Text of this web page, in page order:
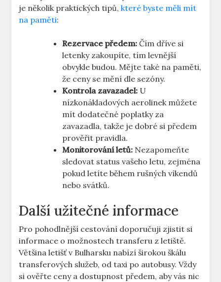
je několik praktických tipů,které byste měli mít
na paměti:
Rezervace předem: Čím dříve si
letenky zakoupíte, tím levnější
obvykle budou. Mějte také na paměti,
že ceny se mění dle sezóny.
Kontrola zavazadel: U
nízkonákladových aerolinek můžete
mít dodatečné poplatky za
zavazadla, takže je dobré si předem
prověřit pravidla.
Monitorování letů: Nezapomeňte
sledovat status vašeho letu, zejména
pokud letíte během rušných víkendů
nebo svátků.
Další užitečné informace
Pro pohodlnější cestování doporučuji zjistit si
informace o možnostech transferu z letiště.
Většina letišť v Bulharsku nabízí širokou škálu
transferových služeb, od taxi po autobusy. Vždy
si ověřte ceny a dostupnost předem, aby vás nic